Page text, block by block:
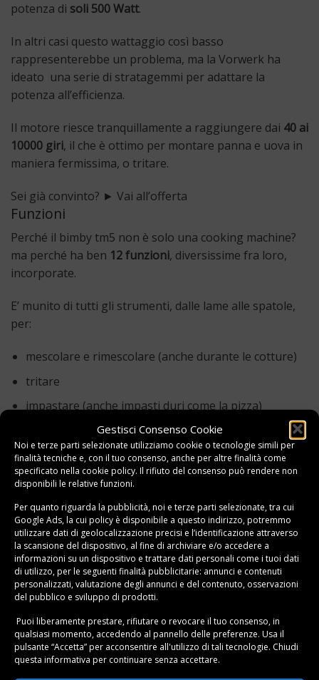
Gestisci Consenso Cookie
Noi e terze parti selezionate utilizziamo cookie o tecnologie simili per
finalità tecniche e, con il tuo consenso, anche per altre finalità come
specificato nella cookie policy. Il rifiuto del consenso può rendere non
disponibili le relative funzioni.
Per quanto riguarda la pubblicità, noi e terze parti selezionate, tra cui
Google Ads, la cui policy è disponibile a questo indirizzo, potremmo
utilizzare dati di geolocalizzazione precisi e l’identificazione attraverso
la scansione del dispositivo, al fine di archiviare e/o accedere a
informazioni su un dispositivo e trattare dati personali come i tuoi dati
di utilizzo, per le seguenti finalità pubblicitarie: annunci e contenuti
personalizzati, valutazione degli annunci e del contenuto, osservazioni
del pubblico e sviluppo di prodotti.
Puoi liberamente prestare, rifiutare o revocare il tuo consenso, in
qualsiasi momento, accedendo al pannello delle preferenze. Usa il
pulsante “Accetta” per acconsentire all'utilizzo di tali tecnologie. Chiudi
questa informativa per continuare senza accettare.
potenza di soli 500 Watt.
In altri casi questo wattaggio così basso
rappresenterebbe un problema, ma la Vorwerk ha
ideato una serie di stratagemmi per adattare la
potenza all’efficienza.
Il motore riesce tranquillamente a raggiungere dai 40 ai
10000 giri, il che è ottimo per montare panna e uova in
maniera fermissima, o tritare.
Sei già convinto? ► Vai all’offerta
Funzioni
Perché il bimby tm5 non è solo una cooking machine?
ma perché ha ben 12 funzioni, diversissime fra loro,
incorporate.
E’ munito di tutti gli strumenti, dalle lame alle spatole,
per:
mescolare e rimescolare (anche durante le cotture)
tritare
impastare (anche impasti duri come la pizza)
cuocere primi, vellutate e risotti
cuocere a vapore (grazie alla ciotola Varoma)
montare a neve
emulsionare (per fare ad esempio la maionese in
casa)
macinare
scaldare
pesare
Eh si! Avete visto bene l’ultima funzione dell’elenco: